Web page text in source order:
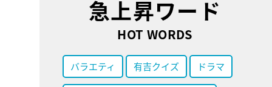
急上昇ワード
HOT WORDS
バラエティ 有吉クイズ ドラマ